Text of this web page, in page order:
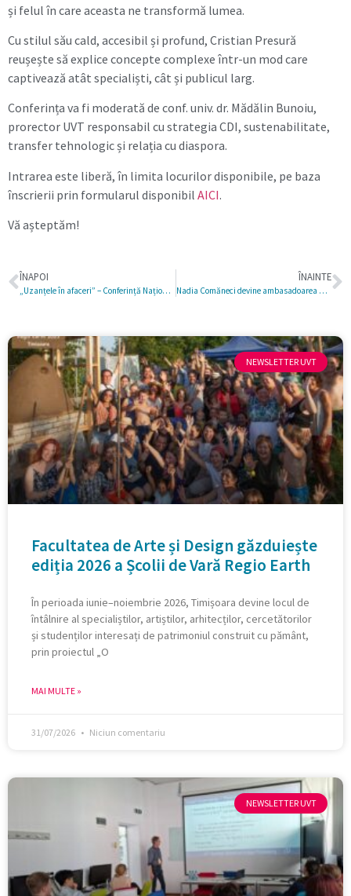
și felul în care aceasta ne transformă lumea.
Cu stilul său cald, accesibil și profund, Cristian Presură
reușește să explice concepte complexe într-un mod care
captivează atât specialiști, cât și publicul larg.
Conferința va fi moderată de conf. univ. dr. Mădălin Bunoiu,
prorector UVT responsabil cu strategia CDI, sustenabilitate,
transfer tehnologic și relația cu diaspora.
Intrarea este liberă, în limita locurilor disponibile, pe baza
înscrierii prin formularul disponibil AICI.
Vă așteptăm!
ÎNAPOI
„Uzanțele în afaceri” – Conferință Națională de Drept Comercial, organizată la Facultatea de Drept a Universității de Vest din Timișoara
ÎNAINTE
Nadia Comăneci devine ambasadoarea UVT Liberty Marathon 2026, la 50 de ani de când scria istorie cu „zecele perfect” obținut la Jocurile Olimpice de la Montreal
NEWSLETTER UVT
Facultatea de Arte și Design găzduiește
ediția 2026 a Școlii de Vară Regio Earth
În perioada iunie–noiembrie 2026, Timișoara devine locul de
întâlnire al specialiștilor, artiștilor, arhitecților, cercetătorilor
și studenților interesați de patrimoniul construit cu pământ,
prin proiectul „O
MAI MULTE »
31/07/2026 Niciun comentariu
NEWSLETTER UVT